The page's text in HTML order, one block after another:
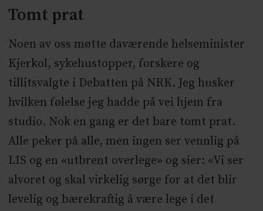
Tomt prat
Noen av oss møtte daværende helseminister
Kjerkol, sykehustopper, forskere og
tillitsvalgte i Debatten på NRK. Jeg husker
hvilken følelse jeg hadde på vei hjem fra
studio. Nok en gang er det bare tomt prat.
Alle peker på alle, men ingen ser vennlig på
LIS og en «utbrent overlege» og sier: «Vi ser
alvoret og skal virkelig sørge for at det blir
levelig og bærekraftig å være lege i det